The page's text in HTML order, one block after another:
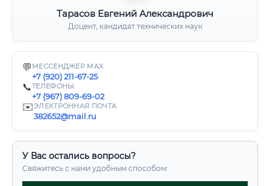
Тарасов Евгений Александрович
Доцент, кандидат технических наук
💬 МЕССЕНДЖЕР MAX
+7 (920) 211-67-25
📞ТЕЛЕФОНЫ
+7 (967) 809-69-02
✉️ЭЛЕКТРОННАЯ ПОЧТА
382652@mail.ru
У Вас остались вопросы?
Свяжитесь с нами удобным способом: